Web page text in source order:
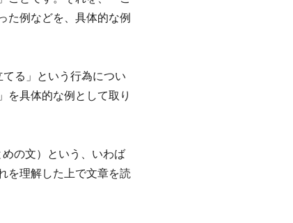
た例などを、具体的な例
る」という行為につい
を具体的な例として取り
の文）という、いわば
を理解した上で文章を読